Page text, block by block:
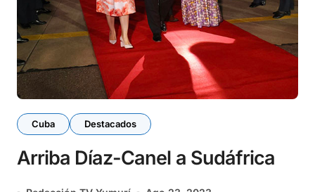
Cuba Destacados
Arriba Díaz-Canel a Sudáfrica